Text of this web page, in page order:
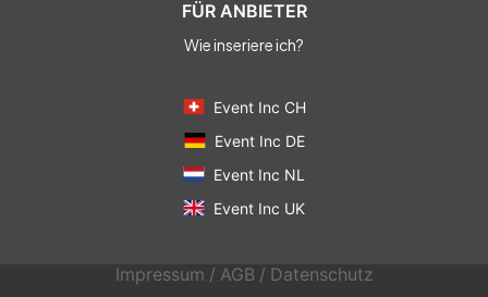
FÜR ANBIETER
Wie inseriere ich?
Event Inc CH
Event Inc DE
Event Inc NL
Event Inc UK
Impressum / AGB / Datenschutz